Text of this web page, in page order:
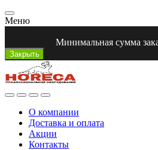
Меню
Минимальная сумма
Закрыть
О компании
Доставка и оплата
Акции
Контакты